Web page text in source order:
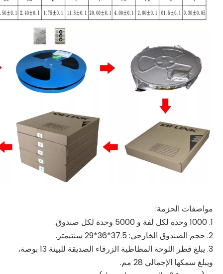
مواصفات الحزمة:
1. 1000 وحدة لكل لفة و 5000 وحدة لكل صندوق.
2. حجم الصندوق الخارجي: 37.5*36*29 سنتيمتر.
3. يبلغ قطر اللوحة المطاطية الزرقاء الصديقة للبيئة 13 بوصة،
ويبلغ سمكها الإجمالي 28 مم.